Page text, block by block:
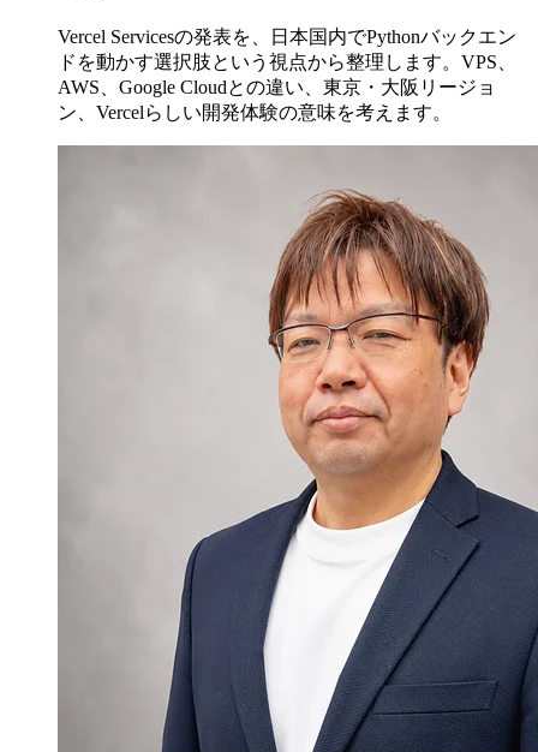
Vercel Servicesの発表を、日本国内でPythonバックエン
ドを動かす選択肢という視点から整理します。VPS、
AWS、Google Cloudとの違い、東京・大阪リージョ
ン、Vercelらしい開発体験の意味を考えます。